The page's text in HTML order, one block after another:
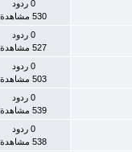
0 ردود
530 مشاهدة
0 ردود
527 مشاهدة
0 ردود
503 مشاهدة
0 ردود
539 مشاهدة
0 ردود
538 مشاهدة